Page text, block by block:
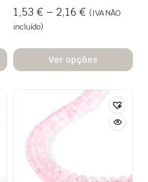
1,53 € – 2,16 € (IVA NÃO
incluído)
Ver opções